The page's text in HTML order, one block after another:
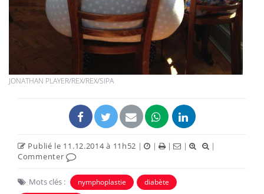
JONATHAN PLAYER/REX/REX/SIPA
Publié le 11.12.2014 à 11h52 | | | |
|
Commenter
Mots clés : nymphoplastie
diabète